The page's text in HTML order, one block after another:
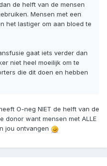
de helft van de mensen
Mensen met een
het lastiger om aan bloed te
gaat iets verder dan
niet heel moeilijk om te
die dit doen en hebben
O-neg NIET de helft van de
donor want mensen met ALLE
jou ontvangen